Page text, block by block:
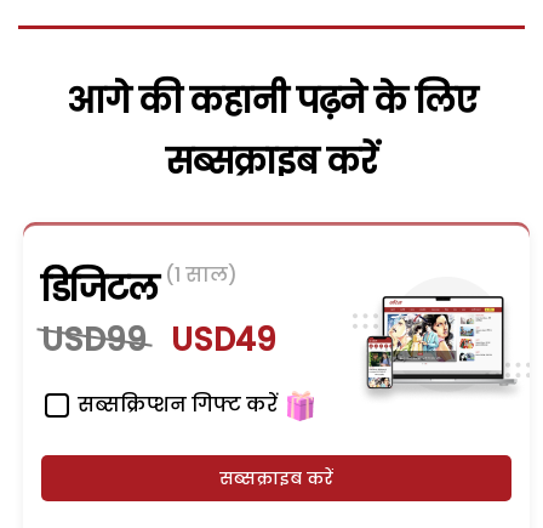
आगे की कहानी पढ़ने के लिए
सब्सक्राइब करें
डिजिटल (1 साल)
USD99 USD49
सब्सक्रिप्शन गिफ्ट करें
सब्सक्राइब करें